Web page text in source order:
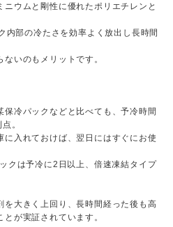
ウムと剛性に優れたポリエチレンと
内部の冷たさを効率よく放出し長時間
いのもメリットです。
冷パックなどと比べても、予冷時間
。
入れておけば、翌日にはすぐにお使
クは予冷に2日以上、倍速凍結タイプ
を大きく上回り、長時間経った後も高
が実証されています。